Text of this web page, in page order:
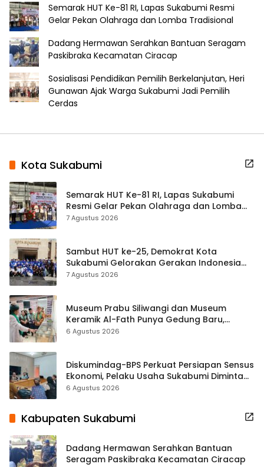
Semarak HUT Ke-81 RI, Lapas Sukabumi Resmi
Gelar Pekan Olahraga dan Lomba Tradisional
Dadang Hermawan Serahkan Bantuan Seragam
Paskibraka Kecamatan Ciracap
Sosialisasi Pendidikan Pemilih Berkelanjutan, Heri
Gunawan Ajak Warga Sukabumi Jadi Pemilih
Cerdas
Kota Sukabumi
Semarak HUT Ke-81 RI, Lapas Sukabumi
Resmi Gelar Pekan Olahraga dan Lomba
Tradisional
7 Agustus 2026
Sambut HUT ke-25, Demokrat Kota
Sukabumi Gelorakan Gerakan Indonesia
ASRI Lewat Aksi Bersih Masjid Agung
7 Agustus 2026
Museum Prabu Siliwangi dan Museum
Keramik Al-Fath Punya Gedung Baru,
Hampir 500 Koleksi Dipisahkan
6 Agustus 2026
Diskumindag-BPS Perkuat Persiapan Sensus
Ekonomi, Pelaku Usaha Sukabumi Diminta
Terbuka Beri Data
6 Agustus 2026
Kabupaten Sukabumi
Dadang Hermawan Serahkan Bantuan
Seragam Paskibraka Kecamatan Ciracap